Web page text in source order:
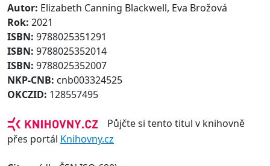
Autor: Elizabeth Canning Blackwell, Eva Brožová
Rok: 2021
ISBN: 9788025351291
ISBN: 9788025352014
ISBN: 9788025352007
NKP-CNB: cnb003324525
OKCZID: 128557495
Půjčte si tento titul v knihovně
přes portál Knihovny.cz